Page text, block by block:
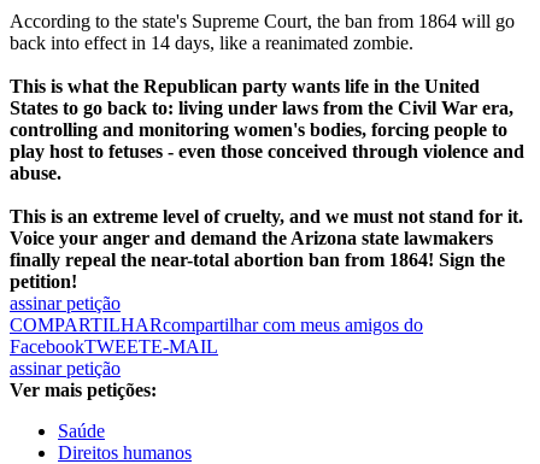
According to the state's Supreme Court, the ban from 1864 will go
back into effect in 14 days, like a reanimated zombie.
This is what the Republican party wants life in the United
States to go back to: living under laws from the Civil War era,
controlling and monitoring women's bodies, forcing people to
play host to fetuses - even those conceived through violence and
abuse.
This is an extreme level of cruelty, and we must not stand for it.
Voice your anger and demand the Arizona state lawmakers
finally repeal the near-total abortion ban from 1864! Sign the
petition!
assinar petição
COMPARTILHARcompartilhar com meus amigos do
FacebookTWEETE-MAIL
assinar petição
Ver mais petições:
Saúde
Direitos humanos